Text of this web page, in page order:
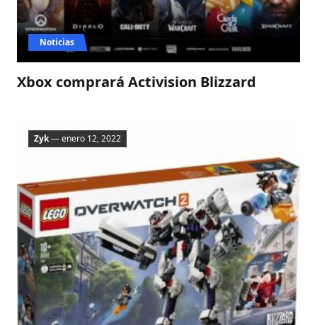
Xbox comprará Activision Blizzard
Noticias
Zyk— enero 12, 2022